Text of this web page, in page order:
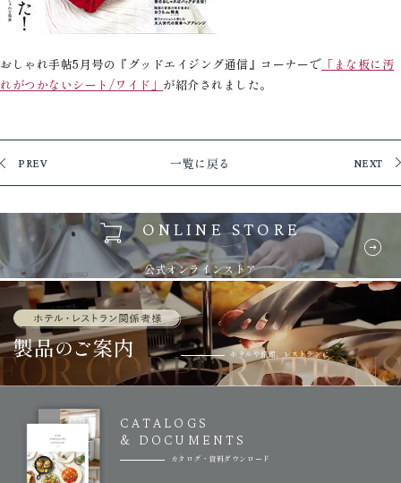
おしゃれ手帖5月号の『グッドエイジング通信』コーナーで 「まな板に汚
れがつかないシート/ワイド」 が紹介されました。
PREV 一覧に戻る NEXT
ONLINE STORE
公式オンラインストア
ホテルや旅館、レストランに
CATALOGS
& DOCUMENTS
カタログ・資料ダウンロード